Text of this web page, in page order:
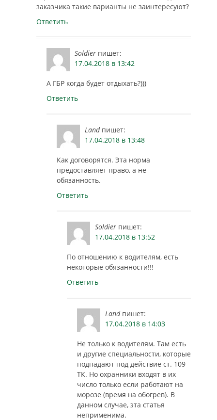
заказчика такие варианты не заинтересуют?
Ответить
Soldier пишет:
17.04.2018 в 13:42
А ГБР когда будет отдыхать?)))
Ответить
Land пишет:
17.04.2018 в 13:48
Как договорятся. Эта норма
предоставляет право, а не
обязанность.
Ответить
Soldier пишет:
17.04.2018 в 13:52
По отношению к водителям, есть
некоторые обязанности!!!
Ответить
Land пишет:
17.04.2018 в 14:03
Не только к водителям. Там есть
и другие специальности, которые
подпадают под действие ст. 109
ТК. Но охранники входят в их
число только если работают на
морозе (время на обогрев). В
данном случае, эта статья
неприменима.